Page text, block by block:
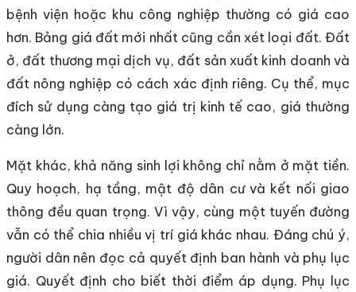
bệnh viện hoặc khu công nghiệp thường có giá cao
hơn. Bảng giá đất mới nhất cũng cần xét loại đất. Đất
ở, đất thương mại dịch vụ, đất sản xuất kinh doanh và
đất nông nghiệp có cách xác định riêng. Cụ thể, mục
đích sử dụng càng tạo giá trị kinh tế cao, giá thường
càng lớn.
Mặt khác, khả năng sinh lợi không chỉ nằm ở mặt tiền.
Quy hoạch, hạ tầng, mật độ dân cư và kết nối giao
thông đều quan trọng. Vì vậy, cùng một tuyến đường
vẫn có thể chia nhiều vị trí giá khác nhau. Đáng chú ý,
người dân nên đọc cả quyết định ban hành và phụ lục
giá. Quyết định cho biết thời điểm áp dụng. Phụ lục